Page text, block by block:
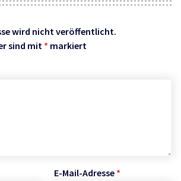
wird nicht veröffentlicht.
sind mit * markiert
E-Mail-Adresse *